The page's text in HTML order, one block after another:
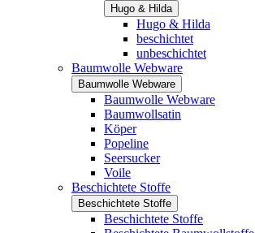
Hugo & Hilda
Hugo & Hilda
beschichtet
unbeschichtet
Baumwolle Webware
Baumwolle Webware
Baumwolle Webware
Baumwollsatin
Köper
Popeline
Seersucker
Voile
Beschichtete Stoffe
Beschichtete Stoffe
Beschichtete Stoffe